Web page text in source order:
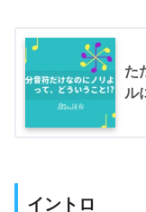
た
ル
イントロ